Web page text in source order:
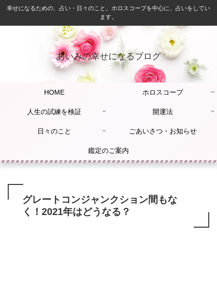
幸せになるための、占い・日々のこと。ホロスコープを中心に、占いをしてい
ます。
あいみの幸せになるブログ
HOME ホロスコープ
人生の試練を検証 開運法
日々のこと ごあいさつ・お知らせ
鑑定のご案内
グレートコンジャンクション間もな
く！2021年はどうなる？